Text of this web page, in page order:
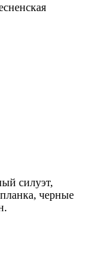
силуэт,
черные